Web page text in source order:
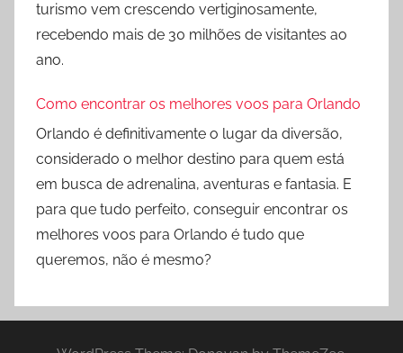
turismo vem crescendo vertiginosamente,
recebendo mais de 30 milhões de visitantes ao
ano.
Como encontrar os melhores voos para Orlando
Orlando é definitivamente o lugar da diversão,
considerado o melhor destino para quem está
em busca de adrenalina, aventuras e fantasia. E
para que tudo perfeito, conseguir encontrar os
melhores voos para Orlando é tudo que
queremos, não é mesmo?